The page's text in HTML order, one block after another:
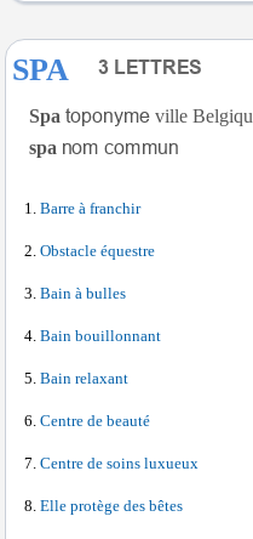
SPA
Spa
ville
spa
Barre à franchir
Obstacle équestre
Bain à bulles
Bain bouillonnant
Bain relaxant
Centre de beauté
Centre de soins luxueux
Elle protège des bêtes